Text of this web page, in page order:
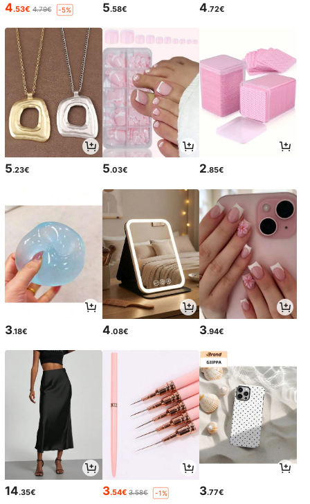
4.53€ 4.79€ -5% 5.58€ 4.72€
5.23€ 5.03€ 2.85€
3.18€ 4.08€ 3.94€
14.35€ 3.54€ 3.58€ -1% 3.77€